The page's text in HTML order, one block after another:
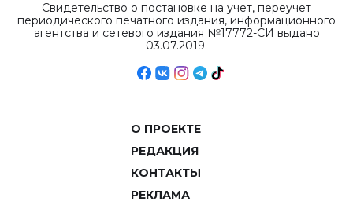
Свидетельство о постановке на учет, переучет
периодического печатного издания, информационного
агентства и сетевого издания №17772-СИ выдано
03.07.2019.
О ПРОЕКТЕ
РЕДАКЦИЯ
КОНТАКТЫ
РЕКЛАМА